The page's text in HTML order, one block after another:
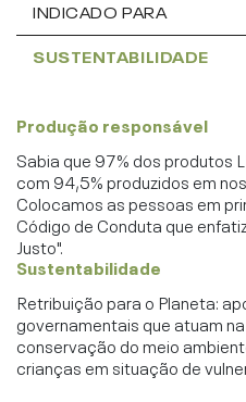
INDICADO PARA
SUSTENTABILIDADE
Produção responsável
Sabia que 97% dos produtos
com 94,5% produzidos em
Colocamos as pessoas em
Código de Conduta que
Justo".
Sustentabilidade
Retribuição para o Planeta:
governamentais que atuam
conservação do meio
crianças em situação de